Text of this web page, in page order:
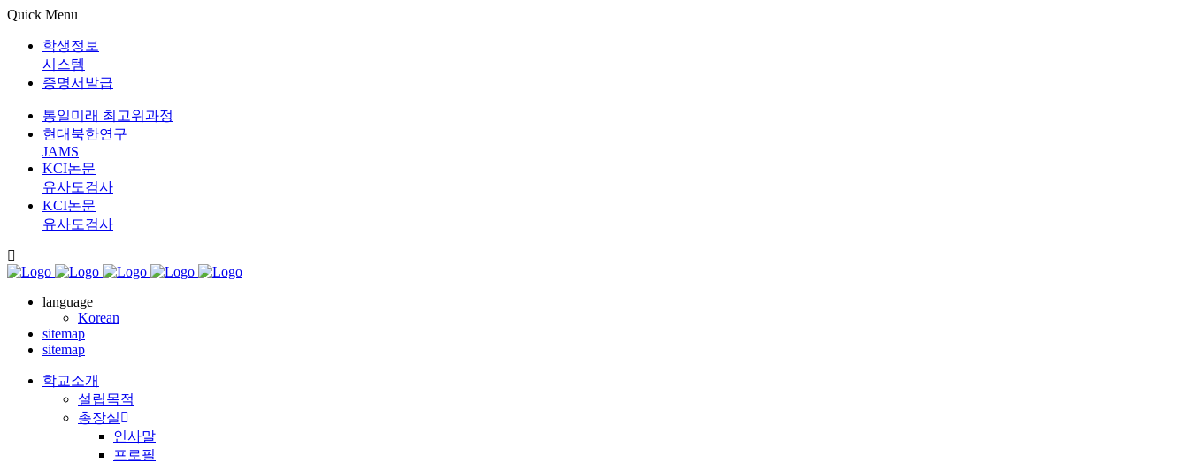
Quick Menu
학생정보
시스템
증명서발급
통일미래 최고위과정
현대북한연구
JAMS
KCI논문
유사도검사
KCI논문
유사도검사
language
Korean
sitemap
sitemap
학교소개
설립목적
총장실
인사말
프로필